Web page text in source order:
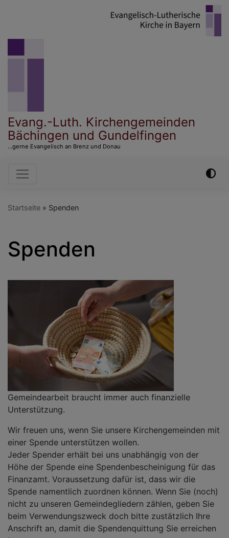
Evang.-Luth. Kirchengemeinden
Bächingen und Gundelfingen
...gerne Evangelisch an Brenz und Donau
Hauptnavigation
Startseite Spenden
Spenden
Gemeindearbeit braucht immer auch finanzielle
Unterstützung.
Wir freuen uns, wenn Sie unsere Kirchengemeinden mit
einer Spende unterstützen wollen.
Jeder Spender erhält bei uns unabhängig von der
Höhe der Spende eine Spendenbescheinigung für das
Finanzamt. Voraussetzung dafür ist, dass wir die
Spende namentlich zuordnen können. Wenn Sie (noch)
nicht zu unseren Gemeindegliedern zählen, geben Sie
beim Verwendungszweck doch bitte zustätzlich Ihre
Anschrift an, damit die Spendenquittung Sie erreichen